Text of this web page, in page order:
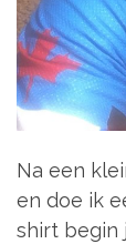
Na een
en doe ik
shirt begin